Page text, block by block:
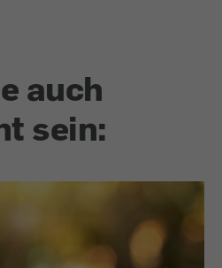
auch
sein: